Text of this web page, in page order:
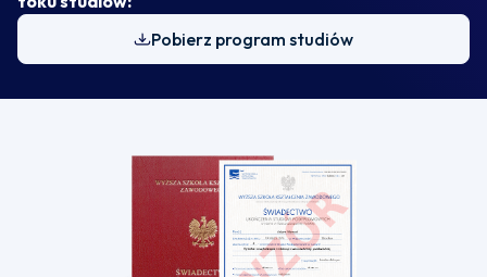
Pobierz program studiów